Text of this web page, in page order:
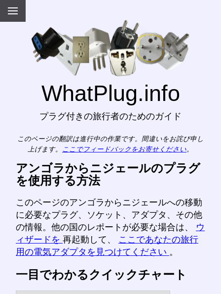
WhatPlug.info
プラグ付きの旅行者のためのガイド
このページの翻訳は進行中の作業です。間違いをお詫び申し
上げます。
ここでフィードバックをお寄せください。
アンゴラからニジェールのプラグ
を使用する方法
このページのアンゴラからニジェールへの移動
に必要なプラグ、ソケット、アダプタ、その他
の情報。他の国のレポートが必要な場合は、 ウ
ィザードを 再起動して、 ここであなたの旅行
用の電気アダプタを見つけてください 。
一目でわかるクイックチャート